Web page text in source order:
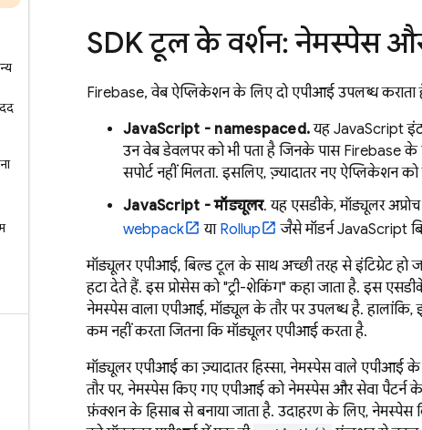
SDK टूल के वर्शन: नेमस्पेस
Firebase, वेब ऐप्लिकेशन के लिए दो एपीआई उपलब्ध कराता
JavaScript - namespaced.यह JavaScript
उन वेब डेवलपर को भी पता है जिनके पास Firebase
सपोर्ट नहीं मिलता. इसलिए, ज़्यादातर नए ऐप्लिकेशन
JavaScript - मॉड्यूलर. यह एसडीके, मॉड्यूलर
webpack
या Rollup
जैसे मॉडर्न JavaScript
मॉड्यूलर एपीआई, बिल्ड टूल के साथ अच्छी तरह से इंटिग्रेट
हटा देते हैं. इस प्रोसेस को "ट्री-शेकिंग" कहा जाता है. इस
नेमस्पेस वाला एपीआई, मॉड्यूल के तौर पर उपलब्ध है. हालांकि,
कम नहीं करता जितना कि मॉड्यूलर एपीआई करता है.
मॉड्यूलर एपीआई का ज़्यादातर हिस्सा, नेमस्पेस वाले
तौर पर, नेमस्पेस किए गए एपीआई को नेमस्पेस और सेवा पैटर्न
फ़ंक्शन के हिसाब से बनाया जाता है. उदाहरण के लिए,